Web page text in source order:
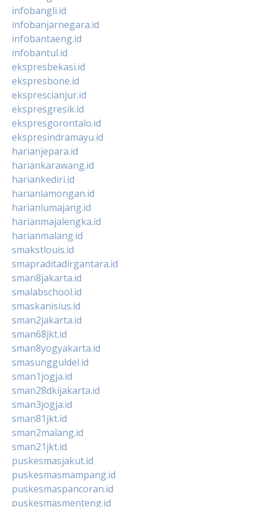
infobangli.id
infobanjarnegara.id
infobantaeng.id
infobantul.id
ekspresbekasi.id
ekspresbone.id
eksprescianjur.id
ekspresgresik.id
ekspresgorontalo.id
ekspresindramayu.id
harianjepara.id
hariankarawang.id
hariankediri.id
harianlamongan.id
harianlumajang.id
harianmajalengka.id
harianmalang.id
smakstlouis.id
smapraditadirgantara.id
sman8jakarta.id
smalabschool.id
smaskanisius.id
sman2jakarta.id
sman68jkt.id
sman8yogyakarta.id
smasungguldel.id
sman1jogja.id
sman28dkijakarta.id
sman3jogja.id
sman81jkt.id
sman2malang.id
sman21jkt.id
puskesmasjakut.id
puskesmasmampang.id
puskesmaspancoran.id
puskesmasmenteng.id